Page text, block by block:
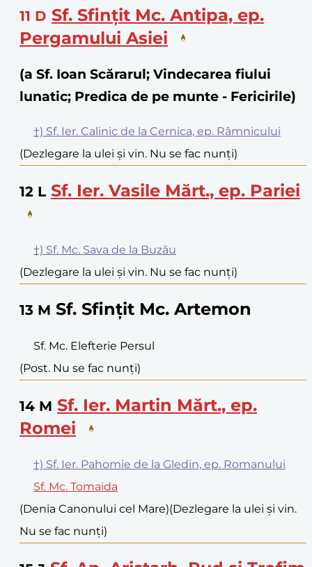
11 D Sf. Sfințit Mc. Antipa, ep.
Pergamului Asiei
(a Sf. Ioan Scărarul; Vindecarea fiului
lunatic; Predica de pe munte - Fericirile)
†) Sf. Ier. Calinic de la Cernica, ep. Râmnicului
(Dezlegare la ulei și vin. Nu se fac nunți)
12 L Sf. Ier. Vasile Mărt., ep. Pariei
†) Sf. Mc. Sava de la Buzău
(Dezlegare la ulei și vin. Nu se fac nunți)
13 M Sf. Sfințit Mc. Artemon
Sf. Mc. Elefterie Persul
(Post. Nu se fac nunți)
14 M Sf. Ier. Martin Mărt., ep.
Romei
†) Sf. Ier. Pahomie de la Gledin, ep. Romanului
Sf. Mc. Tomaida
(Denia Canonului cel Mare)(Dezlegare la ulei și vin.
Nu se fac nunți)